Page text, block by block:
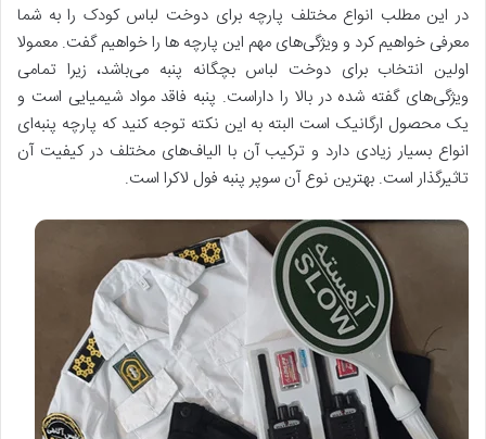
در این مطلب انواع مختلف پارچه برای دوخت لباس کودک را به شما
معرفی خواهیم کرد و ویژگی‌های مهم این پارچه‌ ها را خواهیم گفت. معمولا
اولین انتخاب برای دوخت لباس بچگانه پنبه می‌باشد، زیرا تمامی
ویژگی‌های گفته شده در بالا را داراست. پنبه فاقد مواد شیمیایی است و
یک محصول ارگانیک است البته به این نکته توجه کنید که پارچه پنبه‌ای
انواع بسیار زیادی دارد و ترکیب آن با الیاف‌های مختلف در کیفیت آن
تاثیرگذار است. بهترین نوع آن سوپر پنبه فول لاکرا است.